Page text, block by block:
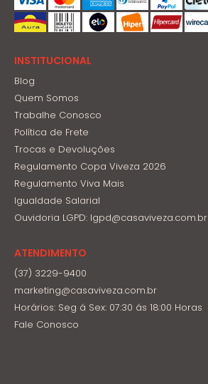
INSTITUCIONAL
Blog
Quem Somos
Trabalhe Conosco
Política de Frete
Trocas e Devoluções
Regulamento Copa Viveza 2026
Regulamento Viva Mais
Igualdade Salarial
Ouvidoria LGPD: lgpd@casaviveza.com.br
ATENDIMENTO
(37) 3229-9400
marketing@casaviveza.com.br
Horários: Seg á Sex: 07:30 ás 18:00 Horas
Fale Conosco